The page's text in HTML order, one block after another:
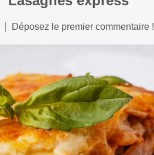
Déposez le premier commentaire !